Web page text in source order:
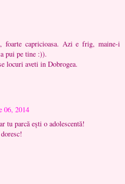
foarte capricioasa. Azi e frig, maine-i
pui pe tine :)).
locuri aveti in Dobrogea.
06, 2014
tu parcă ești o adolescentă!